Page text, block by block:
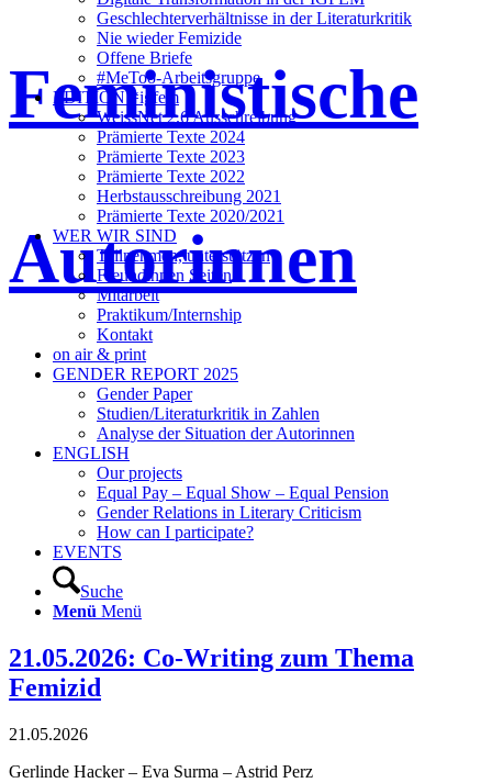
Feministische
Autorinnen
Geschlechterverhältnisse in der Literaturkritik
Nie wieder Femizide
Offene Briefe
#MeToo-Arbeitsgruppe
EDITION ≠igfem
WeissNet 2.6 Ausschreibung
Prämierte Texte 2024
Prämierte Texte 2023
Prämierte Texte 2022
Herbstausschreibung 2021
Prämierte Texte 2020/2021
WER WIR SIND
Teilnehmen, unterstützen
Freundinnen Seiten
Mitarbeit
Praktikum/Internship
Kontakt
on air & print
GENDER REPORT 2025
Gender Paper
Studien/Literaturkritik in Zahlen
Analyse der Situation der Autorinnen
ENGLISH
Our projects
Equal Pay – Equal Show – Equal Pension
Gender Relations in Literary Criticism
How can I participate?
EVENTS
Suche
Menü Menü
21.05.2026: Co-Writing zum Thema
Femizid
21.05.2026
Gerlinde Hacker – Eva Surma – Astrid Perz